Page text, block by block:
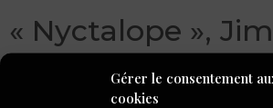
Gérer le consentement
cookies
« Nyctalope »,
Vartabedian